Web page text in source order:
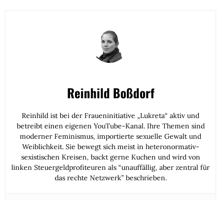
Reinhild Boßdorf
Reinhild ist bei der Fraueninitiative „Lukreta“ aktiv und
betreibt einen eigenen YouTube-Kanal. Ihre Themen sind
moderner Feminismus, importierte sexuelle Gewalt und
Weiblichkeit. Sie bewegt sich meist in heteronormativ-
sexistischen Kreisen, backt gerne Kuchen und wird von
linken Steuergeldprofiteuren als “unauffällig, aber zentral für
das rechte Netzwerk” beschrieben.